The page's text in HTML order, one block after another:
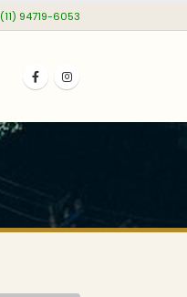
(11) 94719-6053